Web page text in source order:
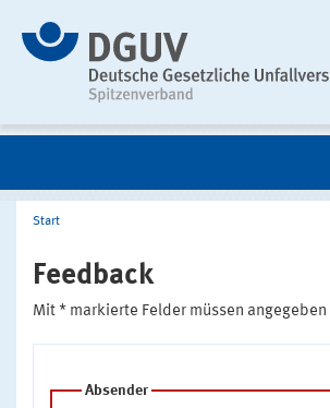
Start
Feedback
Mit * markierte Felder müssen angegeben
Absender